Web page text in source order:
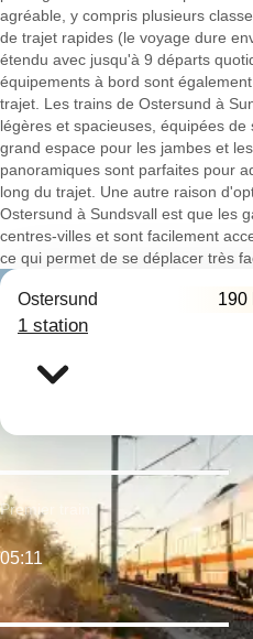
agréable, y compris plusieurs
de trajet rapides (le voyage dure
étendu avec jusqu'à 9 départs
équipements à bord sont
trajet. Les trains de Ostersund à
légères et spacieuses, équipées
grand espace pour les jambes et
panoramiques sont parfaites pour
long du trajet. Une autre raison
Ostersund à Sundsvall est que les
centres-villes et sont facilement
ce qui permet de se déplacer très
Ostersund 190
1 station
Premier train:
05:11